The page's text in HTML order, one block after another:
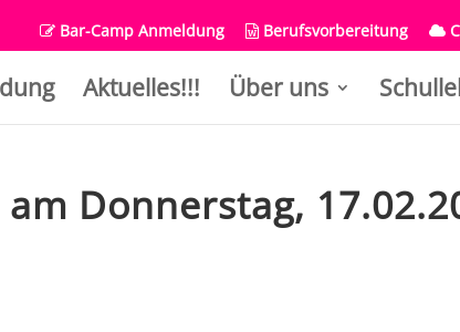
Bar-Camp Anmeldung Berufsvorbereitung
Aktuelles!!! Über uns
Donnerstag,